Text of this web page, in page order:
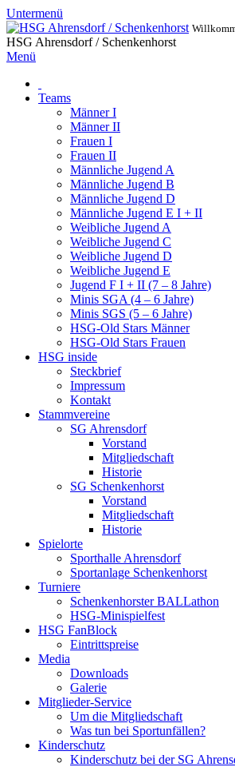
Untermenü
HSG Ahrensdorf / Schenkenhorst
Menü
Teams
Männer I
Männer II
Frauen I
Frauen II
Männliche Jugend A
Männliche Jugend B
Männliche Jugend D
Männliche Jugend E I + II
Weibliche Jugend A
Weibliche Jugend C
Weibliche Jugend D
Weibliche Jugend E
Jugend F I + II (7 – 8 Jahre)
Minis SGA (4 – 6 Jahre)
Minis SGS (5 – 6 Jahre)
HSG-Old Stars Männer
HSG-Old Stars Frauen
HSG inside
Steckbrief
Impressum
Kontakt
Stammvereine
SG Ahrensdorf
Vorstand
Mitgliedschaft
Historie
SG Schenkenhorst
Vorstand
Mitgliedschaft
Historie
Spielorte
Sporthalle Ahrensdorf
Sportanlage Schenkenhorst
Turniere
Schenkenhorster BALLathon
HSG-Minispielfest
HSG FanBlock
Eintrittspreise
Media
Downloads
Galerie
Mitglieder-Service
Um die Mitgliedschaft
Was tun bei Sportunfällen?
Kinderschutz
Kinderschutz bei der SG